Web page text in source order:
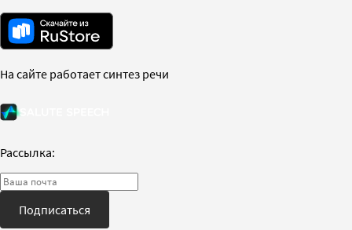
На сайте работает синтез речи
Рассылка:
Подписаться